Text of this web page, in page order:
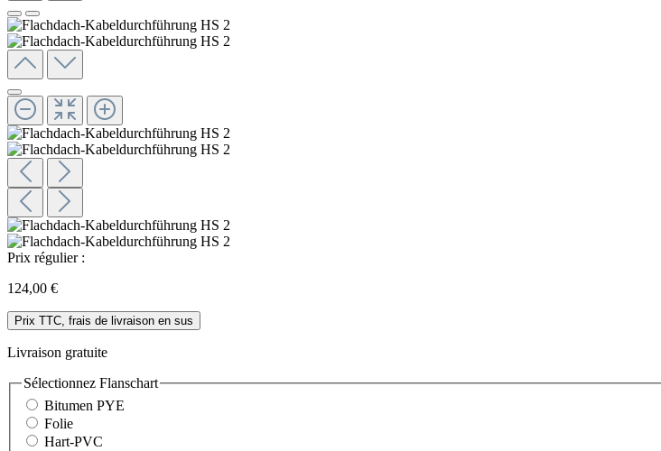
Prix régulier :
124,00 €
Prix TTC, frais de livraison en sus
Livraison gratuite
Sélectionnez Flanschart
Bitumen PYE
Folie
Hart-PVC